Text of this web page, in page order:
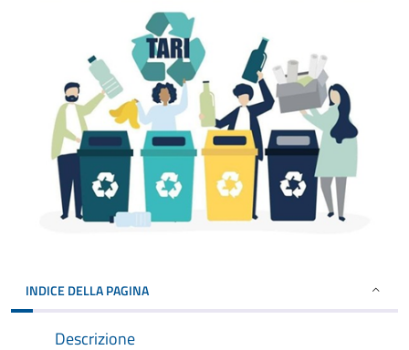
INDICE DELLA PAGINA
Descrizione